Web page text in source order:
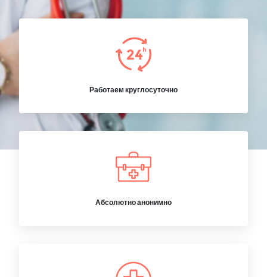
Работаем круглосуточно
Абсолютно анонимно